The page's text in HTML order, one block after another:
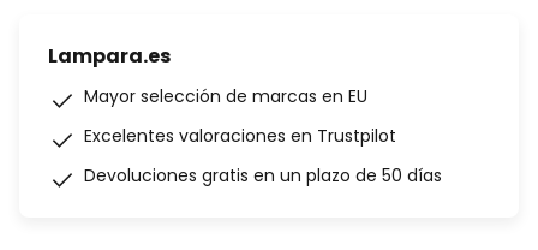
Lampara.es
Mayor selección de marcas en EU
Excelentes valoraciones en Trustpilot
Devoluciones gratis en un plazo de 50 días